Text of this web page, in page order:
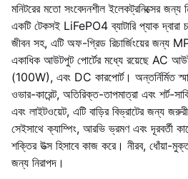
মনিটরের মতো সংবেদনশীল ইলেকট্রনিক্সের জন্য
একটি টেকসই LiFePO4 ব্যাটারি প্যাক
জীবন সহ, এটি অফ-গ্রিড রিচার্জিংয়ের জন্য
একাধিক আউটপুট পোর্টের মধ্যে রয়েছে AC
(100W), এবং DC কারপোর্ট। অন্তর্নির্মিত
ওভার-কারেন্ট, অতিরিক্ত-তাপমাত্রা এবং শর্ট-
এবং লাইটওয়েট, এটি বাড়ির বিভ্রাটের জন্য
সেইসাথে ক্যাম্পিং, আরভি ভ্রমণ এবং দূরবর্তী
শক্তির উত্স হিসাবে কাজ করে। নীরব, ধোঁয়া-
জন্য নিরাপদ।